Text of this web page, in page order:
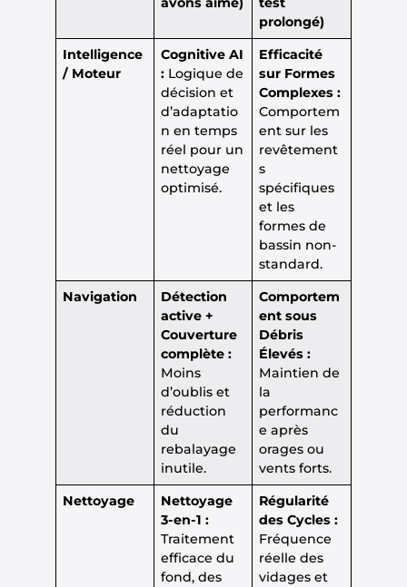
prolongé)
Intelligence
/ Moteur
Cognitive AI
:Logique de
décision et
d’adaptatio
n en temps
réel pour un
nettoyage
optimisé.
Efficacité
sur Formes
Complexes :
Comportem
ent sur les
revêtement
s
spécifiques
et les
formes de
bassin non-
standard.
Navigation
Détection
active +
Couverture
complète :
Moins
d’oublis et
réduction
du
rebalayage
inutile.
Comportem
ent sous
Débris
Élevés :
Maintien de
la
performanc
e après
orages ou
vents forts.
Nettoyage
Nettoyage
3-en-1 :
Traitement
efficace du
fond, des
Régularité
des Cycles :
Fréquence
réelle des
vidages et